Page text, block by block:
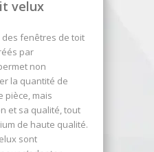
velux
des fenêtres de toit
par
non
la quantité de
pièce, mais
et sa qualité, tout
de haute qualité.
sont